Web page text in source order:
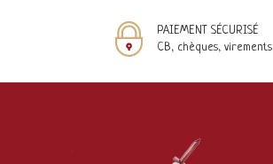
PAIEMENT SÉCURISÉ
CB, chèques, virements